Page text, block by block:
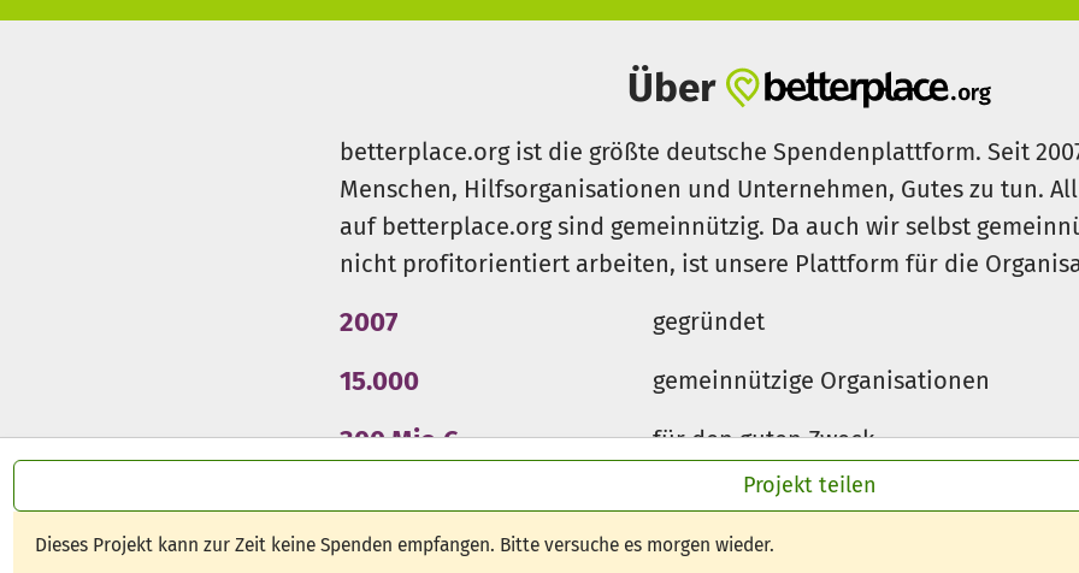
Projekt teilen
Dieses Projekt kann zur Zeit keine Spenden empfangen. Bitte versuche es morgen wieder.
Über
betterplace.org ist die größte deutsche Spendenplattform. Seit
Menschen, Hilfsorganisationen und Unternehmen, Gutes zu tun.
auf betterplace.org sind gemeinnützig. Da auch wir selbst
nicht profitorientiert arbeiten, ist unsere Plattform für die
2007 gegründet
15.000 gemeinnützige Organisationen
300 Mio € für den guten Zweck